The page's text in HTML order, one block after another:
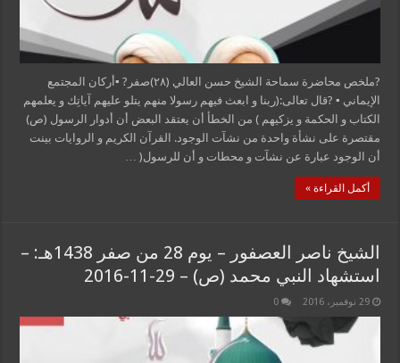
?ملخص محاضرة سماحة الشيخ حسن العالي (٢٨)صفر? ▪أركان المجتمع
الإيماني ▪ ?قال تعالى:(ربنا و ابعث فيهم رسولا منهم يتلو عليهم آياتِك و يعلمهم
الكتاب و الحكمة و يزكيهم ) من الخطأ أن يعتقد البعض أن أدوار الرسول (ص)
مقتصرة على نشأة واحدة من نشآت الوجود. القرآن الكريم و الروايات بينت
أن الوجود عبارة عن نشآت و محطات و أن للرسول( …
أكمل القراءة »
الشيخ ناصر العصفور – يوم 28 من صفر 1438هـ: –
استشهاد النبي محمد (ص) – 29-11-2016
29 نوفمبر، 2016 0